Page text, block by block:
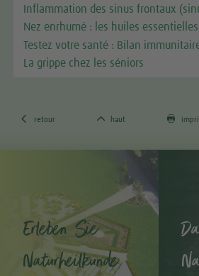
Inflammation des sinus frontaux
Nez enrhumé : les huiles
Testez votre santé : Bilan
La grippe chez les séniors
 retour  haut 
Erleben Sie
Naturheilkunde